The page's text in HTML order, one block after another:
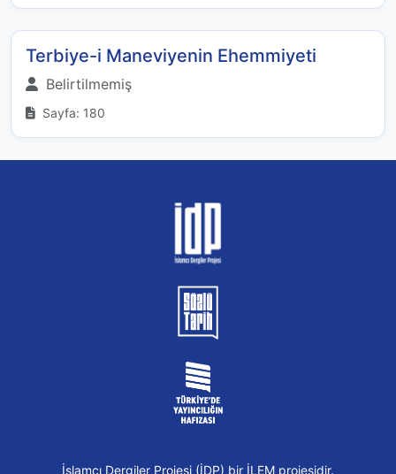
Terbiye-i Maneviyenin Ehemmiyeti
Belirtilmemiş
Sayfa: 180
İslamcı Dergiler Projesi (İDP) bir İLEM projesidir.